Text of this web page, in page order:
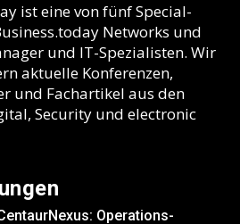
ist eine von fünf Special-
Networks und
und IT-Spezialisten. Wir
aktuelle Konferenzen,
und Fachartikel aus den
Security und electronic
Operations-